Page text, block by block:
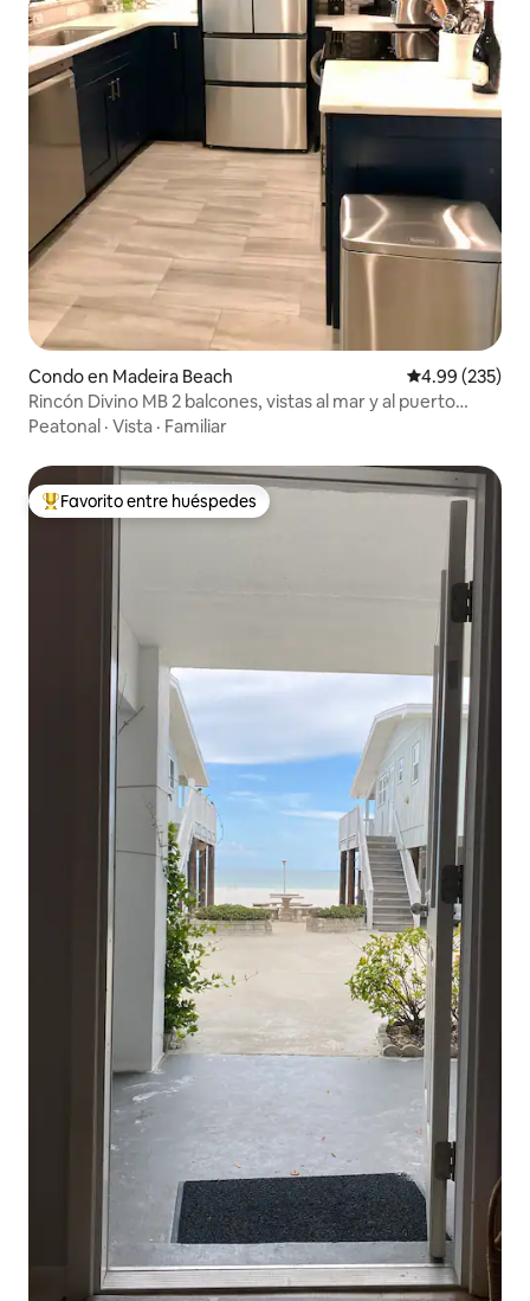
Condo en Madeira Beach Calificación
4.99 (235)
Rincón Divino MB 2 balcones, vistas al mar y al puerto
deportivo
Peatonal · Vista · Familiar
Favorito entre huéspedes preferido
Favorito entre huéspedes